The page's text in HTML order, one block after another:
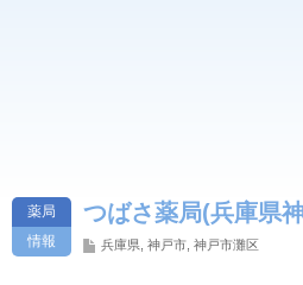
薬局
情報
つばさ薬局(兵庫県
兵庫県 神戸市 神戸市灘区